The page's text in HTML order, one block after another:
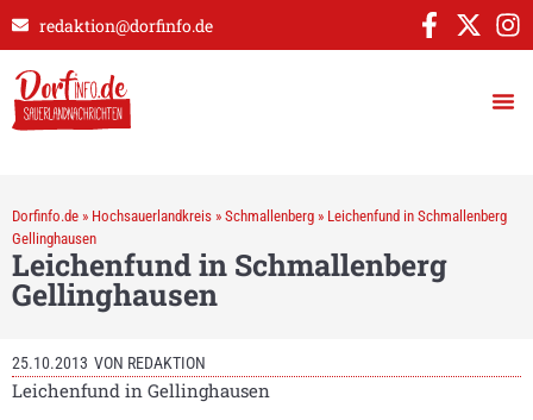
redaktion@dorfinfo.de
Dorfinfo.de » Hochsauerlandkreis » Schmallenberg » Leichenfund in Schmallenberg
Gellinghausen
Leichenfund in Schmallenberg
Gellinghausen
25.10.2013 VON REDAKTION
Leichenfund in Gellinghausen